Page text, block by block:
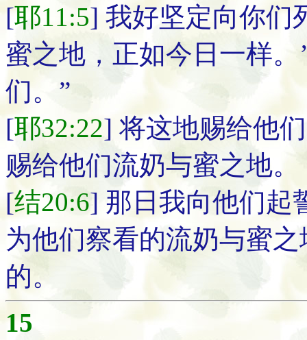
[耶11:5] 我好坚定向你们
蜜之地，正如今日一样
们。”
[耶32:22] 将这地赐给他
赐给他们流奶与蜜之地。
[结20:6] 那日我向他们起
为他们察看的流奶与蜜
的。
15